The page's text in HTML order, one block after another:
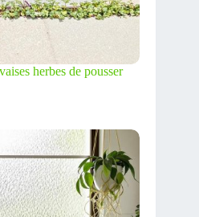
herbes de pousser